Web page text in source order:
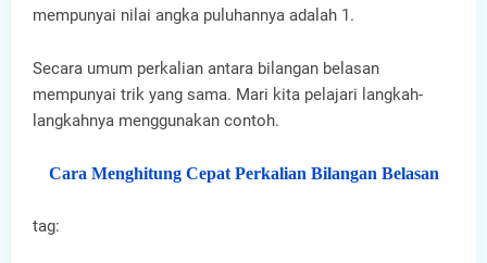
mempunyai nilai angka puluhannya adalah 1.
Secara umum perkalian antara bilangan belasan
mempunyai trik yang sama. Mari kita pelajari langkah-
langkahnya menggunakan contoh.
Cara Menghitung Cepat Perkalian Bilangan Belasan
tag: